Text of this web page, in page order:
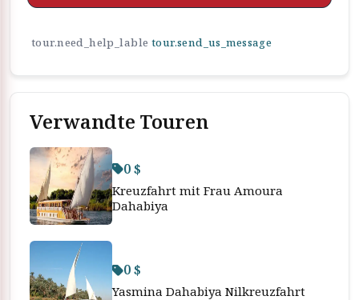
tour.need_help_lable tour.send_us_message
Verwandte Touren
0 $
Kreuzfahrt mit Frau Amoura
Dahabiya
0 $
Yasmina Dahabiya Nilkreuzfahrt